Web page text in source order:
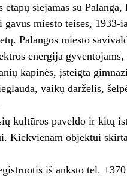
siejamas su
miesto teises,
Palangos miesto
energija
kapinės, įsteigta
vaikų darželis,
kultūros paveldo ir kitų
Kiekvienam objektui
iš anksto tel.